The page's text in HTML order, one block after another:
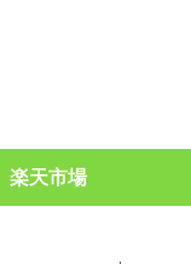
楽天市場